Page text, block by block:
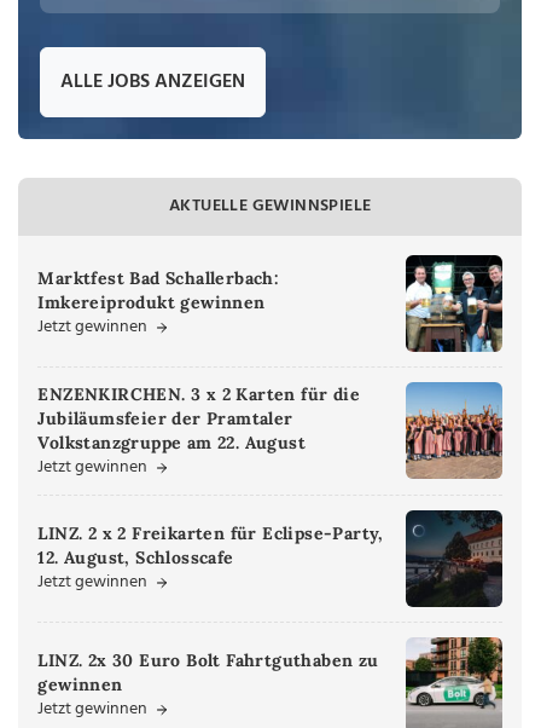
ALLE JOBS ANZEIGEN
AKTUELLE GEWINNSPIELE
Marktfest Bad Schallerbach:
Imkereiprodukt gewinnen
Jetzt gewinnen
ENZENKIRCHEN. 3 x 2 Karten für die
Jubiläumsfeier der Pramtaler
Volkstanzgruppe am 22. August
Jetzt gewinnen
LINZ. 2 x 2 Freikarten für Eclipse-Party,
12. August, Schlosscafe
Jetzt gewinnen
LINZ. 2x 30 Euro Bolt Fahrtguthaben zu
gewinnen
Jetzt gewinnen